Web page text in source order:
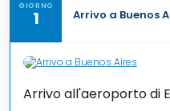
GIORNO
1 Arrivo a Buenos
Arrivo all'aeroporto di